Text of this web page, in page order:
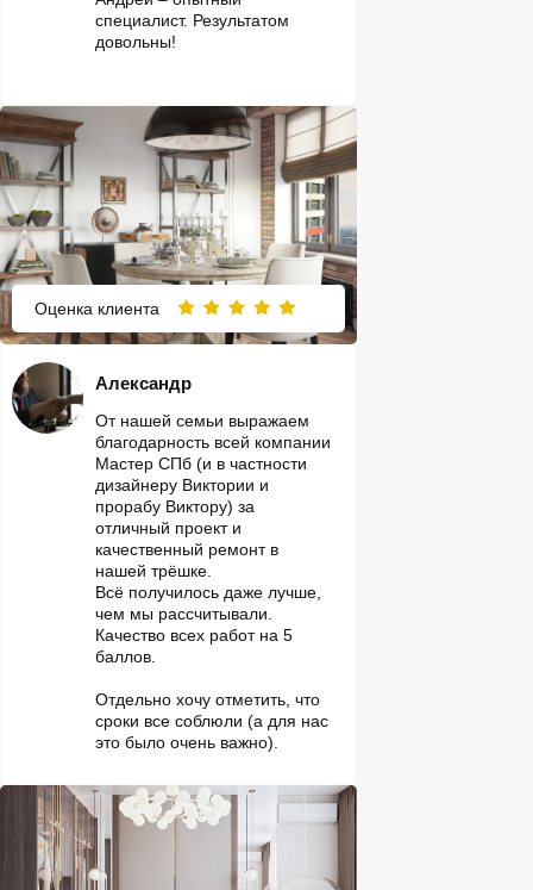
специалист. Результатом
довольны!
Оценка клиента
От нашей семьи выражаем
благодарность всей компании
Мастер СПб (и в частности
дизайнеру Виктории и
прорабу Виктору) за
отличный проект и
качественный ремонт в
нашей трёшке.
Всё получилось даже лучше,
чем мы рассчитывали.
Качество всех работ на 5
баллов.
Отдельно хочу отметить, что
сроки все соблюли (а для нас
это было очень важно).
Александр